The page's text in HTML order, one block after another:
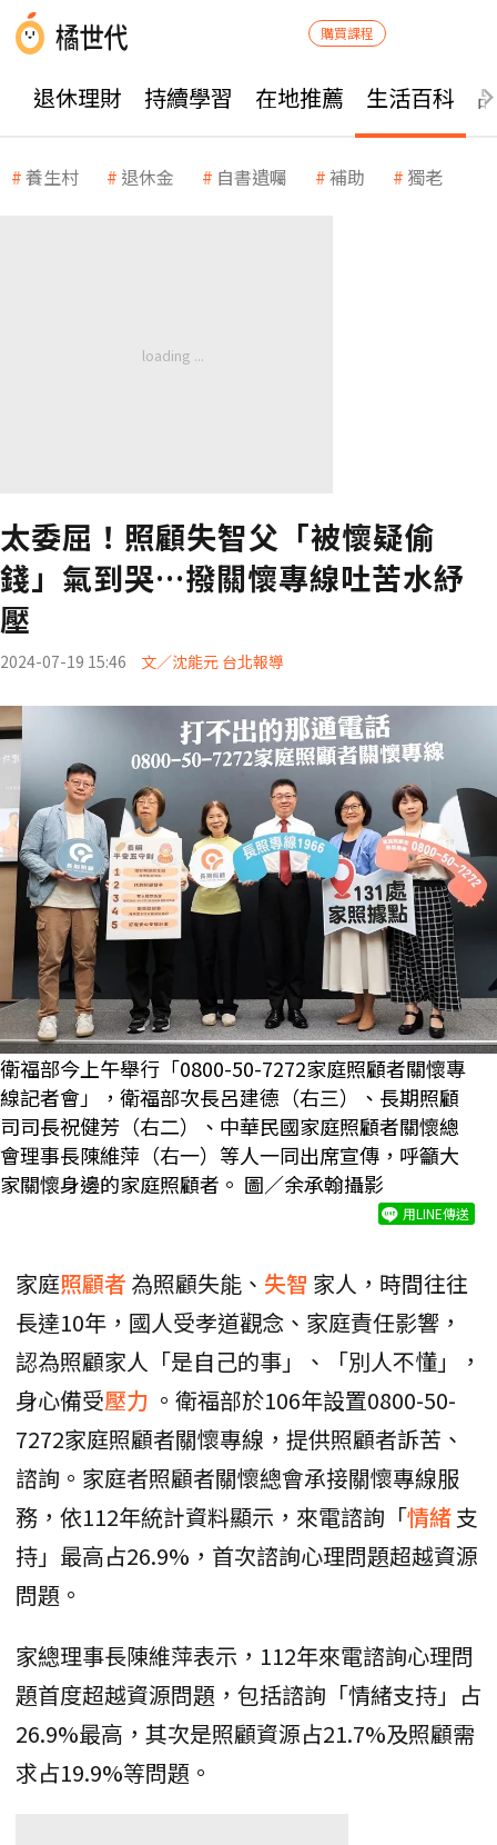
購買課程
退休理財 持續學習 在地推薦 生活百科
養生村 退休金 自書遺囑 補助 獨老
太委屈！照顧失智父「被懷疑偷
錢」氣到哭…撥關懷專線吐苦水紓
壓
2024-07-19 15:46 文／沈能元 台北報導
衛福部今上午舉行「0800-50-7272家庭照顧者關懷專
線記者會」，衛福部次長呂建德（右三）、長期照顧
司司長祝健芳（右二）、中華民國家庭照顧者關懷總
會理事長陳維萍（右一）等人一同出席宣傳，呼籲大
家關懷身邊的家庭照顧者。 圖／余承翰攝影
用LINE傳送
家庭照顧者 為照顧失能、 失智 家人，時間往往
長達10年，國人受孝道觀念、家庭責任影響，
認為照顧家人「是自己的事」、「別人不懂」，
身心備受壓力 。衛福部於106年設置0800-50-
7272家庭照顧者關懷專線，提供照顧者訴苦、
諮詢。家庭者照顧者關懷總會承接關懷專線服
務，依112年統計資料顯示，來電諮詢「情緒支
持」最高占26.9%，首次諮詢心理問題超越資源
問題。
家總理事長陳維萍表示，112年來電諮詢心理問
題首度超越資源問題，包括諮詢「情緒支持」占
26.9%最高，其次是照顧資源占21.7%及照顧需
求占19.9%等問題。